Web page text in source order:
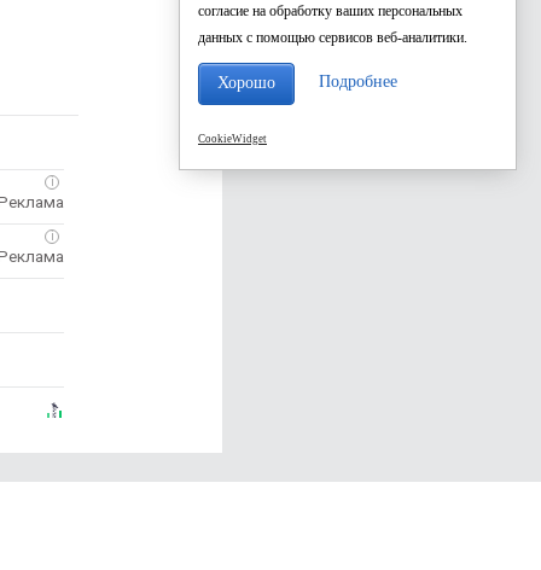
i
i
согласие на обработку ваших персональных
данных с помощью сервисов веб-аналитики.
Хорошо Подробнее
CookieWidget